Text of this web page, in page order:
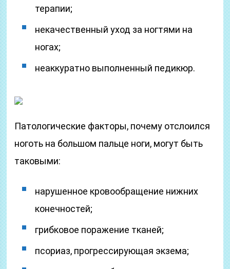
терапии;
некачественный уход за ногтями на
ногах;
неаккуратно выполненный педикюр.
Патологические факторы, почему отслоился
ноготь на большом пальце ноги, могут быть
таковыми:
нарушенное кровообращение нижних
конечностей;
грибковое поражение тканей;
псориаз, прогрессирующая экзема;